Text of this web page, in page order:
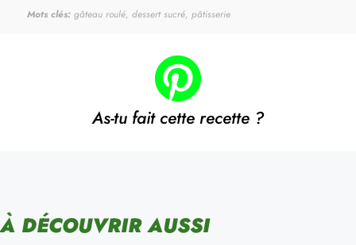
Mots clés: gâteau roulé, dessert sucré, pâtisserie
As-tu fait cette recette ?
À DÉCOUVRIR AUSSI